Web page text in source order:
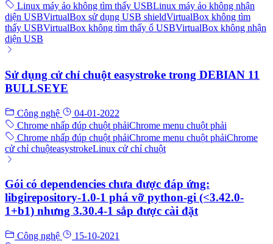
Linux máy ảo không tìm thấy USBLinux máy ảo không nhận
diện USBVirtualBox sử dụng USB shieldVirtualBox không tìm
thấy USBVirtualBox không tìm thấy ổ USBVirtualBox không nhận
diện USB
Sử dụng cử chỉ chuột easystroke trong DEBIAN 11
BULLSEYE
Công nghệ
04-01-2022
Chrome nhấp đúp chuột phảiChrome menu chuột phải
Chrome nhấp đúp chuột phảiChrome menu chuột phảiChrome
cử chỉ chuộteasystrokeLinux cử chỉ chuột
Gói có dependencies chưa được đáp ứng:
libgirepository-1.0-1 phá vỡ python-gi (<3.42.0-
1+b1) nhưng 3.30.4-1 sắp được cài đặt
Công nghệ
15-10-2021